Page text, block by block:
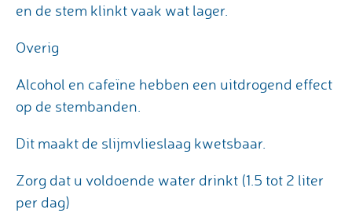
en de stem klinkt vaak wat lager.
Overig
Alcohol en cafeïne hebben een uitdrogend effect
op de stembanden.
Dit maakt de slijmvlieslaag kwetsbaar.
Zorg dat u voldoende water drinkt (1.5 tot 2 liter
per dag)